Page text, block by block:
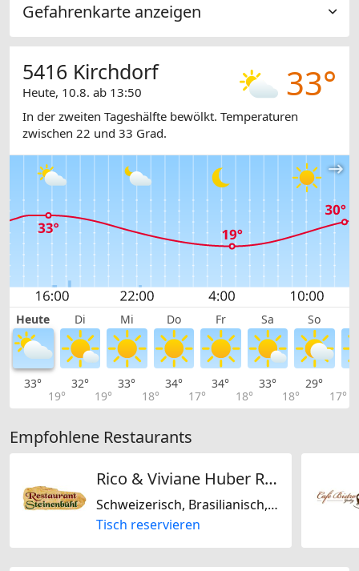
Gefahrenkarte anzeigen
33°
5416 Kirchdorf
Heute, 10.8. ab 13:50
In der zweiten Tageshälfte bewölkt. Temperaturen
zwischen 22 und 33 Grad.
Heute Di Mi Do Fr Sa So
33°
19°
32°
19°
33°
18°
34°
17°
34°
18°
33°
18°
29°
17°
Empfohlene Restaurants
Rico & Viviane Huber Restaurant Steinenbühl
Schweizerisch, Brasilianisch, Saisonal, Regional, Laktosefrei, Glutenfrei, Europäisch
Tisch reservieren